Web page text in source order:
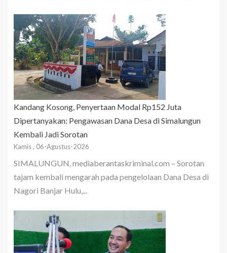
Kandang Kosong, Penyertaan Modal Rp152 Juta
Dipertanyakan: Pengawasan Dana Desa di Simalungun
Kembali Jadi Sorotan
Kamis , 06-Agustus-2026
SIMALUNGUN, mediaberantaskriminal.com – Sorotan
tajam kembali mengarah pada pengelolaan Dana Desa di
Nagori Banjar Hulu,...